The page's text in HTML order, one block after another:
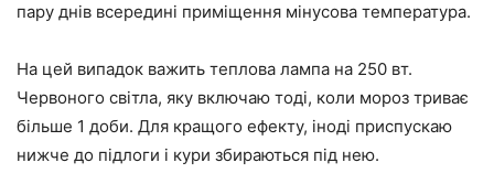
пару днів всередині приміщення мінусова температура.
На цей випадок важить теплова лампа на 250 вт.
Червоного світла, яку включаю тоді, коли мороз триває
більше 1 доби. Для кращого ефекту, іноді приспускаю
нижче до підлоги і кури збираються під нею.